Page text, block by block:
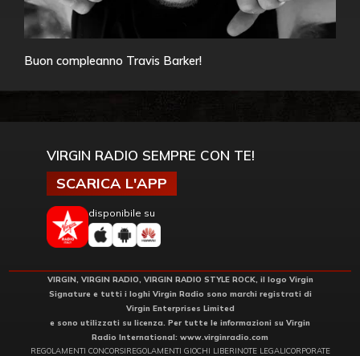
Buon compleanno Travis Barker!
VIRGIN RADIO SEMPRE CON TE!
SCARICA L'APP
disponibile su
VIRGIN, VIRGIN RADIO, VIRGIN RADIO STYLE ROCK, il logo Virgin
Signature e tutti i loghi Virgin Radio sono marchi registrati di
Virgin Enterprises Limited
e sono utilizzati su licenza. Per tutte le informazioni su Virgin
Radio International: www.virginradio.com
REGOLAMENTI CONCORSIREGOLAMENTI GIOCHI LIBERINOTE LEGALICORPORATE